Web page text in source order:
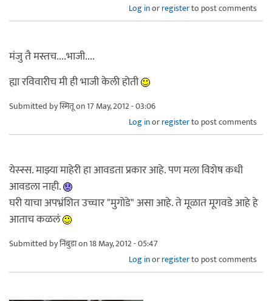
Log inorregisterto post comments
मंजु तै मस्तच....भाजी....
ह्या रविवारीच मी ही भाजी केली होती
Submitted byस्मितूon 17 May, 2012 - 03:06
Log inorregisterto post comments
येस्स्स. माझ्या माहेरी हा आवडता प्रकार आहे. पण मला विशेष कधी
आवडला नाही.
घरी याचा अपभ्रंशित उच्चार "मुगोडे" असा आहे. ते मूळात मूगवडे आहे हे
आताच कळलं
Submitted byनिंबुडाon 18 May, 2012 - 05:47
Log inorregisterto post comments